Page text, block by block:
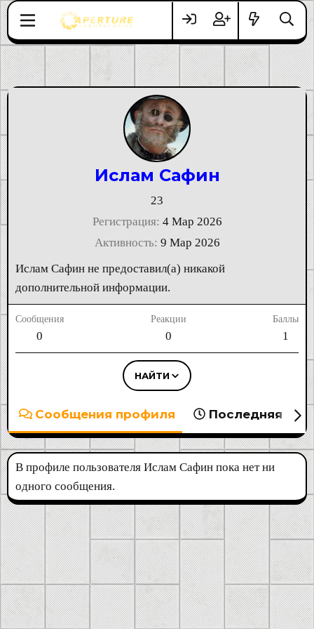
Ислам Сафин
23
Регистрация 4 Мар 2026
Активность 9 Мар 2026
Ислам Сафин не предоставил(а) никакой
дополнительной информации.
Сообщения
0
Реакции
0
Баллы
1
НАЙТИ
Сообщения профиля Последняя
В профиле пользователя Ислам Сафин пока нет ни
одного сообщения.